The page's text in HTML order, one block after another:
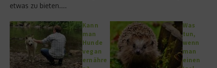
etwas zu bieten....
Kann
man
Hunde
vegan
ernähre
Was
tun,
wenn
man
einen